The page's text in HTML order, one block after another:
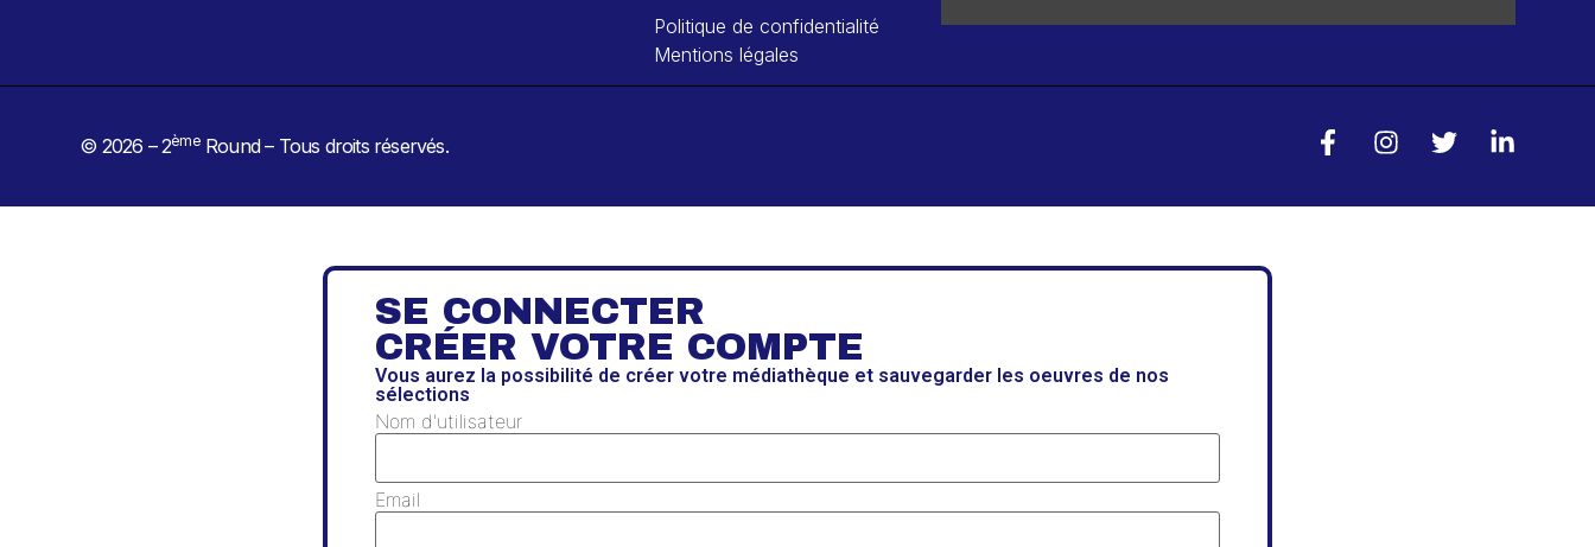
Politique de confidentialité
Mentions légales
© 2026 – 2èmeRound – Tous droits réservés.
SE CONNECTER
CRÉER VOTRE COMPTE
Vous aurez la possibilité de créer votre médiathèque et sauvegarder les oeuvres de nos
sélections
Nom d'utilisateur
Email